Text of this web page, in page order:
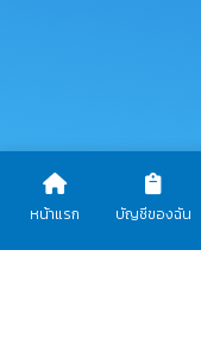
หน้าแรก บัญชีของฉัน